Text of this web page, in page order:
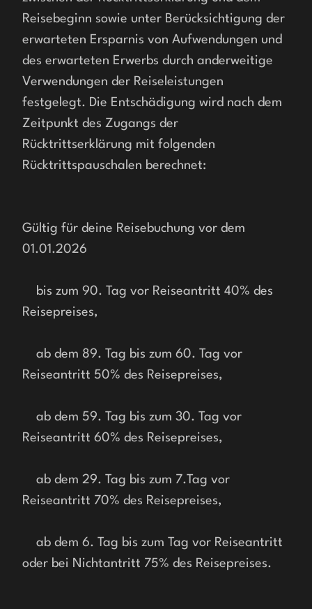
Reisebeginn sowie unter Berücksichtigung der
erwarteten Ersparnis von Aufwendungen und
des erwarteten Erwerbs durch anderweitige
Verwendungen der Reiseleistungen
festgelegt. Die Entschädigung wird nach dem
Zeitpunkt des Zugangs der
Rücktrittserklärung mit folgenden
Rücktrittspauschalen berechnet:
Gültig für deine Reisebuchung vor dem
01.01.2026
bis zum 90. Tag vor Reiseantritt 40% des
Reisepreises,
ab dem 89. Tag bis zum 60. Tag vor
Reiseantritt 50% des Reisepreises,
ab dem 59. Tag bis zum 30. Tag vor
Reiseantritt 60% des Reisepreises,
ab dem 29. Tag bis zum 7.Tag vor
Reiseantritt 70% des Reisepreises,
ab dem 6. Tag bis zum Tag vor Reiseantritt
oder bei Nichtantritt 75% des Reisepreises.